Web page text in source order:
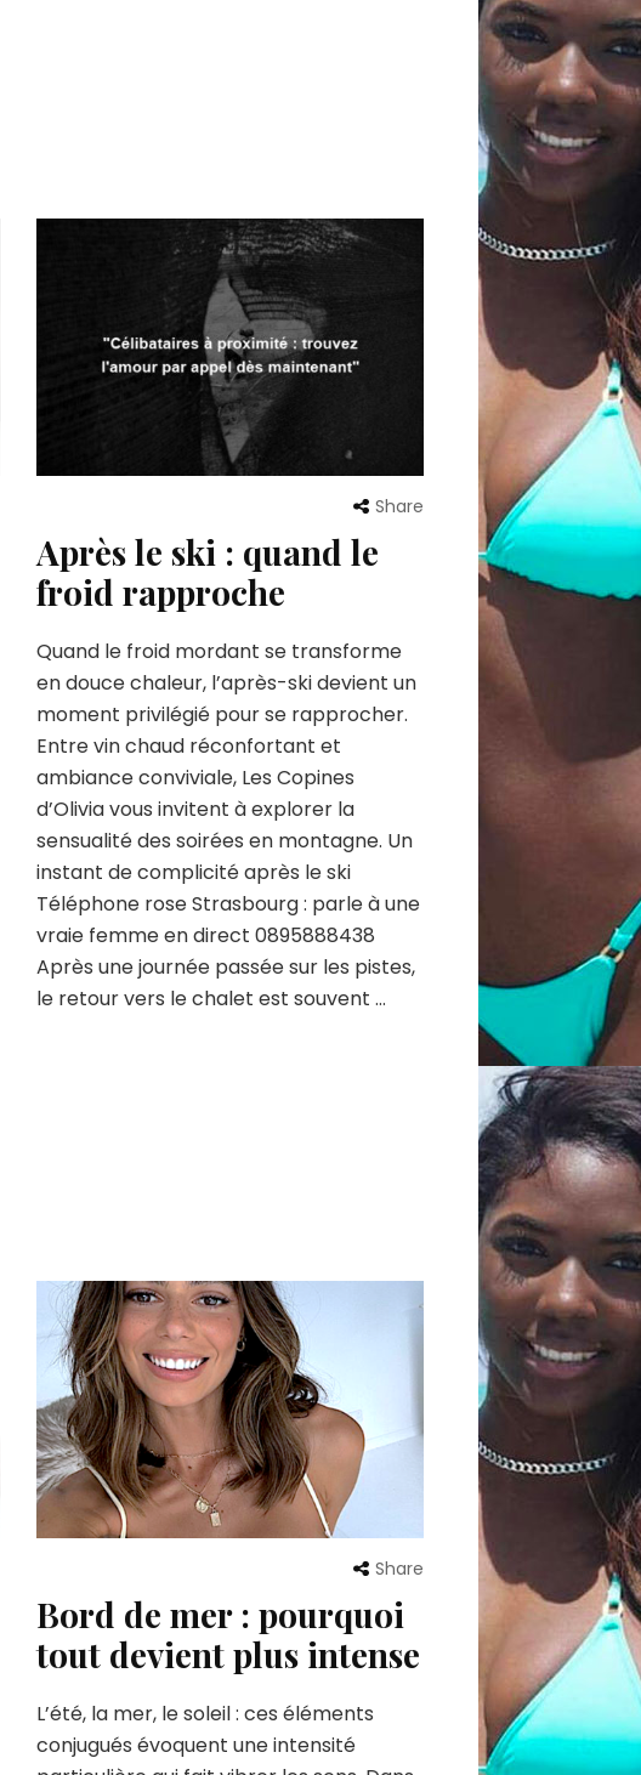
Share
Après le ski : quand le
froid rapproche
Quand le froid mordant se transforme
en douce chaleur, l’après-ski devient un
moment privilégié pour se rapprocher.
Entre vin chaud réconfortant et
ambiance conviviale, Les Copines
d’Olivia vous invitent à explorer la
sensualité des soirées en montagne. Un
instant de complicité après le ski
Téléphone rose Strasbourg : parle à une
vraie femme en direct 0895888438
Après une journée passée sur les pistes,
le retour vers le chalet est souvent …
Share
Bord de mer : pourquoi
tout devient plus intense
L’été, la mer, le soleil : ces éléments
conjugués évoquent une intensité